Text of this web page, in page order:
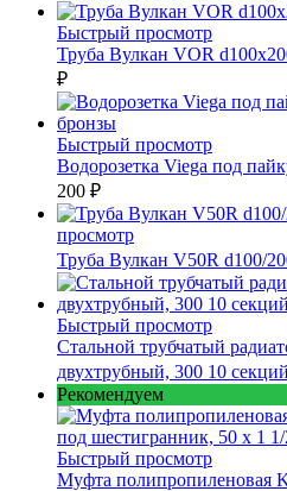
Быстрый просмотр
Труба Вулкан VOR
₽
Быстрый просмотр
Водорозетка Viega под
200 ₽
просмотр
Труба Вулкан V50R d100/
Быстрый просмотр
Стальной трубчатый
двухтрубный, 300 10 секций
Рекомендуем
Быстрый просмотр
Муфта полипропиленовая